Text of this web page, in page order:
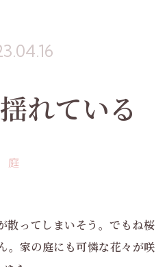
れている
庭
散ってしまいそう。でもね桜
。家の庭にも可憐な花々が咲